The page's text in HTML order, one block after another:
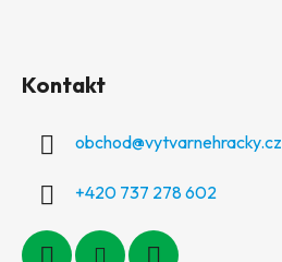
Kontakt
obchod@vytvarnehracky.cz
+420 737 278 602